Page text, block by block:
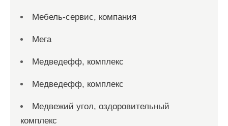
Мебель-сервис, компания
Мега
Медведефф, комплекс
Медведефф, комплекс
Медвежий угол, оздоровительный
комплекс